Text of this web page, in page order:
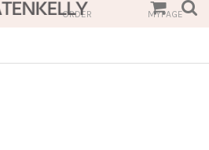
ORDER MYPAGE